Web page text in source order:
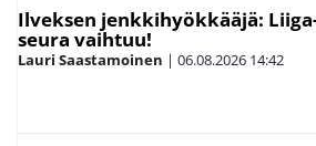
Ilveksen jenkkihyökkääjä:
seura vaihtuu!
Lauri Saastamoinen | 06.08.2026 14:42